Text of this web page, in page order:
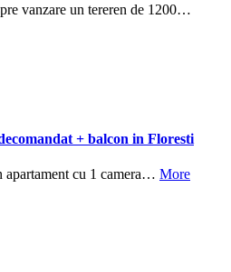
vanzare un tereren de 1200…
+ balcon in Floresti
apartament cu 1 camera… More